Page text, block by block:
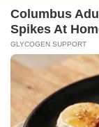
Email
Tentang Katadata